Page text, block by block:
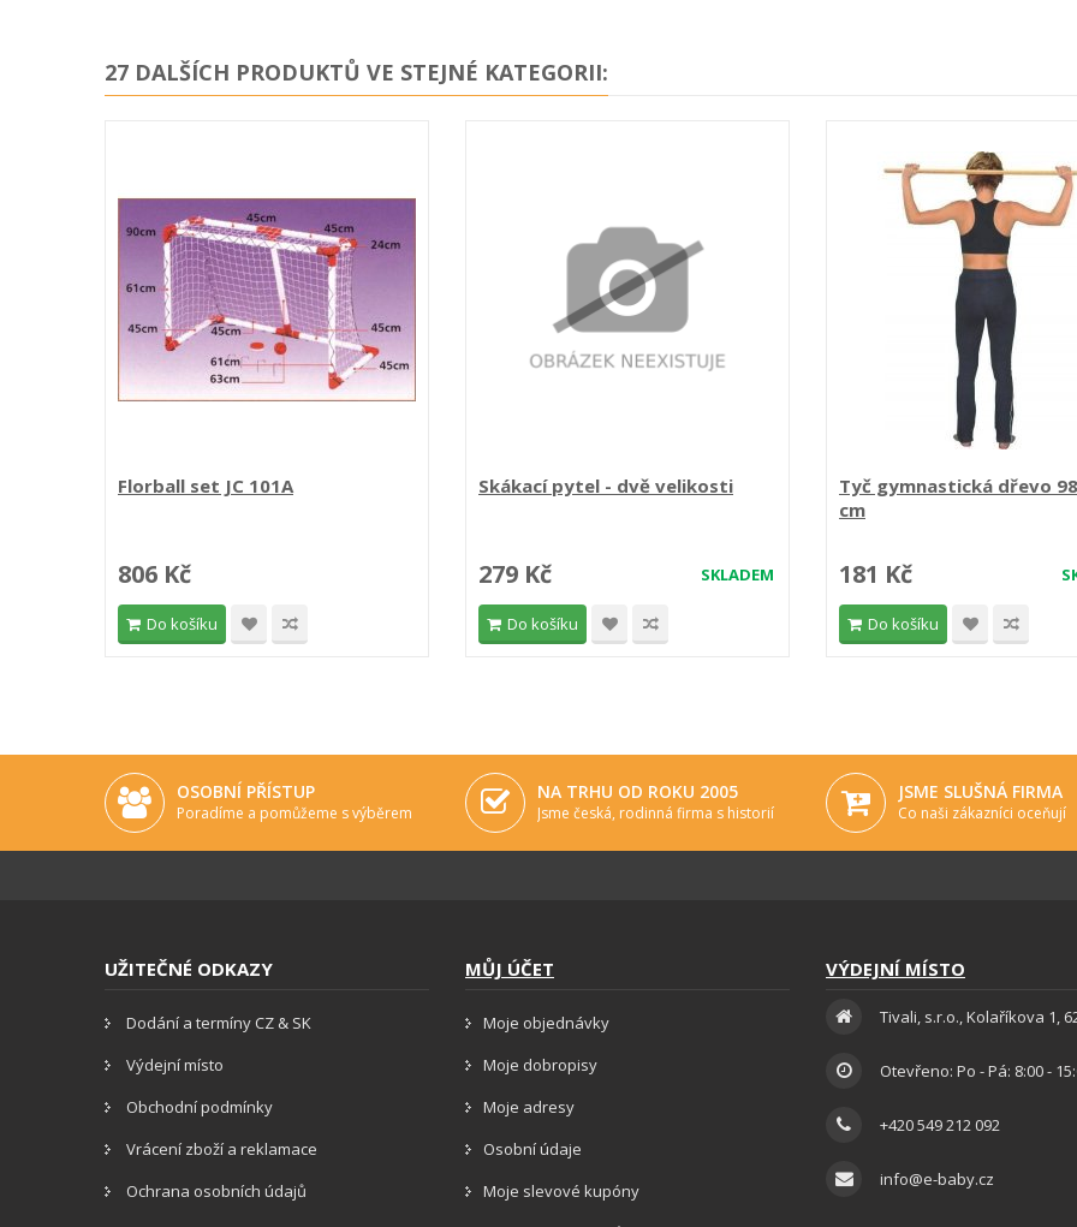
27 DALŠÍCH PRODUKTŮ VE STEJNÉ KATEGORII:
Florball set JC 101A
806 Kč
Do košíku
Skákací pytel - dvě velikosti
SKLADEM
279 Kč
Do košíku
Tyč gymnastická dřevo
cm
181 Kč
Do košíku
OSOBNÍ PŘÍSTUP
Poradíme a pomůžeme s výběrem
NA TRHU OD ROKU 2005
Jsme česká, rodinná firma s historií
JSME SLUŠNÁ FIRMA
Co naši zákazníci oceňují
UŽITEČNÉ ODKAZY
Dodání a termíny CZ & SK
Výdejní místo
Obchodní podmínky
Vrácení zboží a reklamace
Ochrana osobních údajů
MŮJ ÚČET
Moje objednávky
Moje dobropisy
Moje adresy
Osobní údaje
Moje slevové kupóny
VÝDEJNÍ MÍSTO
Tivali, s.r.o., Kolaříkova 1,
Otevřeno: Po - Pá: 8:00 -
+420 549 212 092
info@e-baby.cz